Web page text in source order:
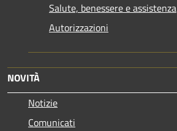
Salute, benessere e assistenza
Autorizzazioni
NOVITÀ
Notizie
Comunicati